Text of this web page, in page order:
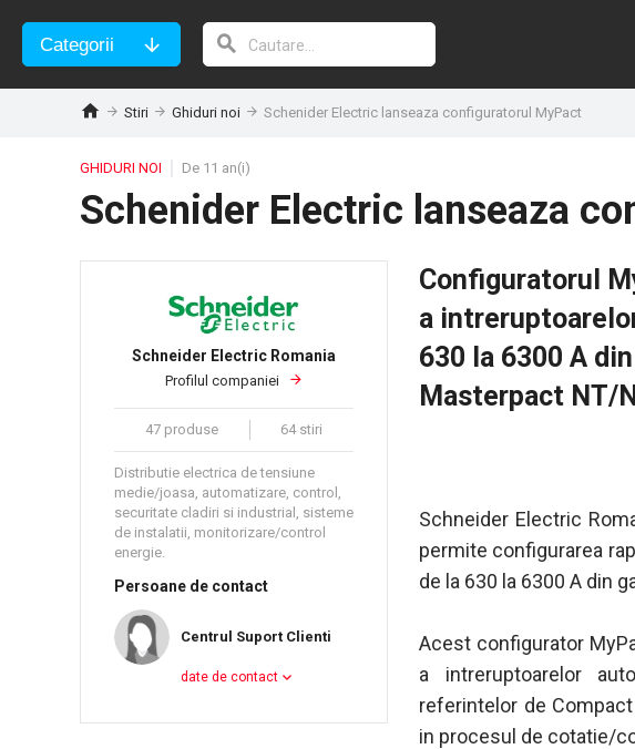
Categorii
Stiri Ghiduri noi Schenider Electric lanseaza configuratorul MyPact
GHIDURI NOI De 11 an(i)
Schenider Electric lanseaza
Schneider Electric Romania
Profilul companiei
47 produse 64 stiri
Distributie electrica de tensiune
medie/joasa, automatizare, control,
securitate cladiri si industrial, sisteme
de instalatii, monitorizare/control
energie.
Persoane de contact
Centrul Suport Clienti
date de contact
Configuratorul
a
630 la 6300 A
Masterpact NT/
Schneider Electric
permite configurarea
de la 630 la 6300 A din
Acest configurator
a intreruptoarelor
referintelor de
in procesul de cotatie/